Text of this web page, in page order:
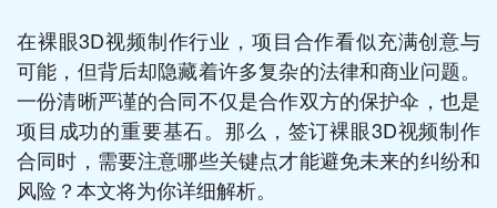
在裸眼3D视频制作行业，项目合作看似充满创意与
可能，但背后却隐藏着许多复杂的法律和商业问题。
一份清晰严谨的合同不仅是合作双方的保护伞，也是
项目成功的重要基石。那么，签订裸眼3D视频制作
合同时，需要注意哪些关键点才能避免未来的纠纷和
风险？本文将为你详细解析。